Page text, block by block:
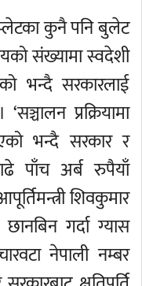
कुनै पनि बुलेट
संख्यामा स्वदेशी
भन्दै सरकारलाई
प्रक्रियामा
भन्दै सरकार र
पाँच अर्ब रुपैयाँ
शिवकुमार
गर्दा ग्यास
नेपाली नम्बर